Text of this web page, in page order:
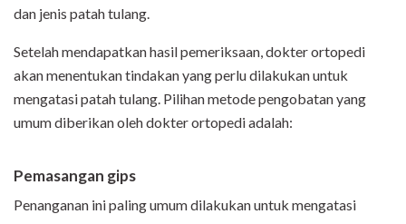
dan jenis patah tulang.
Setelah mendapatkan hasil pemeriksaan, dokter ortopedi
akan menentukan tindakan yang perlu dilakukan untuk
mengatasi patah tulang. Pilihan metode pengobatan yang
umum diberikan oleh dokter ortopedi adalah:
Pemasangan gips
Penanganan ini paling umum dilakukan untuk mengatasi